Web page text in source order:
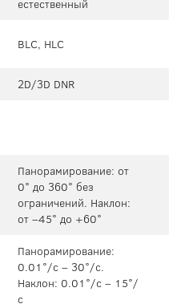
естественный
BLC, HLC
2D/3D DNR
Панорамирование: от
0° до 360° без
ограничений. Наклон:
от –45° до +60°
Панорамирование:
0.01°/с – 30°/с.
Наклон: 0.01°/с – 15°/
с